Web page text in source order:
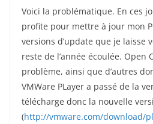
Voici la problématique. En ces
profite pour mettre à jour mon
versions d’update que je laisse
reste de l’année écoulée. Open
problème, ainsi que d’autres
VMWare PLayer a passé de la
télécharge donc la nouvelle
(http://vmware.com/download/